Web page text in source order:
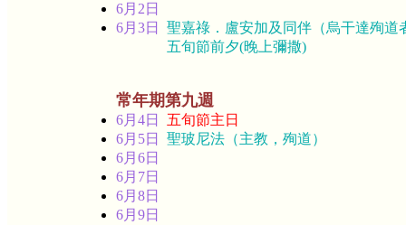
6月2日
6月3日 聖嘉祿．盧安加及同伴（烏干達殉道
五旬節前夕(晚上彌撒)
常年期第九週
6月4日
五旬節主日
6月5日 聖玻尼法（主教，殉道）
6月6日
6月7日
6月8日
6月9日